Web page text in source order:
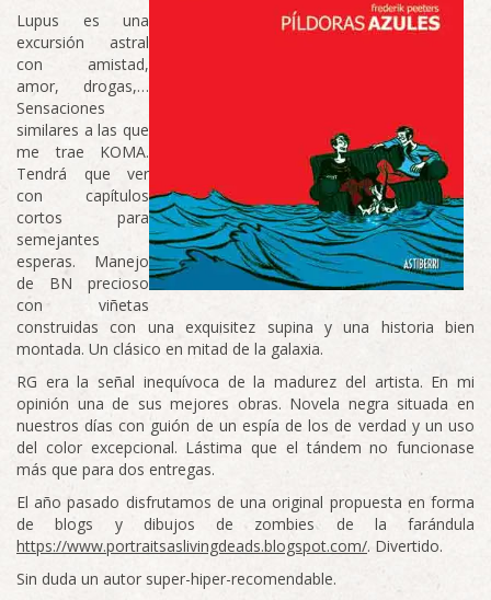
Lupus es una
excursión astral
con amistad,
amor, drogas,…
Sensaciones
similares a las que
me trae KOMA.
Tendrá que ver
con capítulos
cortos para
semejantes
esperas. Manejo
de BN precioso
con viñetas
construidas con una exquisitez supina y una historia bien
montada. Un clásico en mitad de la galaxia.
RG era la señal inequívoca de la madurez del artista. En mi
opinión una de sus mejores obras. Novela negra situada en
nuestros días con guión de un espía de los de verdad y un uso
del color excepcional. Lástima que el tándem no funcionase
más que para dos entregas.
El año pasado disfrutamos de una original propuesta en forma
de blogs y dibujos de zombies de la farándula
https://www.portraitsaslivingdeads.blogspot.com/. Divertido.
Sin duda un autor super-hiper-recomendable.